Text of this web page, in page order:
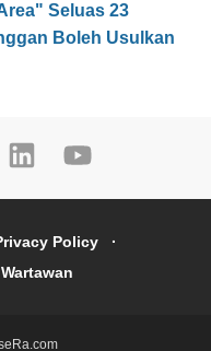
Seluas 23
Boleh Usulkan
Policy